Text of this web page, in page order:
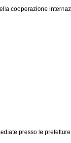
cooperazione
presso le